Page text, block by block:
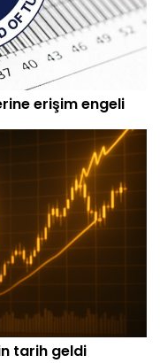
erişim engeli
tarih geldi